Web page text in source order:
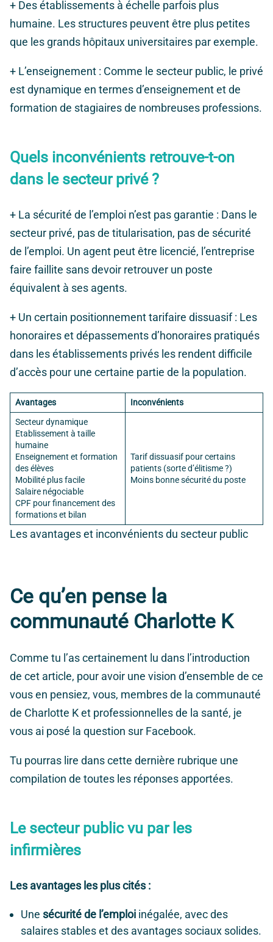
+ Des établissements à échelle parfois plus
humaine. Les structures peuvent être plus petites
que les grands hôpitaux universitaires par exemple.
+ L’enseignement : Comme le secteur public, le privé
est dynamique en termes d’enseignement et de
formation de stagiaires de nombreuses professions.
Quels inconvénients retrouve-t-on
dans le secteur privé ?
+ La sécurité de l’emploi n’est pas garantie : Dans le
secteur privé, pas de titularisation, pas de sécurité
de l’emploi. Un agent peut être licencié, l’entreprise
faire faillite sans devoir retrouver un poste
équivalent à ses agents.
+ Un certain positionnement tarifaire dissuasif : Les
honoraires et dépassements d’honoraires pratiqués
dans les établissements privés les rendent difficile
d’accès pour une certaine partie de la population.
Avantages
Inconvénients
Secteur dynamique
Etablissement à taille
humaine
Enseignement et formation
des élèves
Mobilité plus facile
Salaire négociable
CPF pour financement des
formations et bilan
Tarif dissuasif pour certains
patients (sorte d’élitisme ?)
Moins bonne sécurité du poste
Les avantages et inconvénients du secteur public
Ce qu’en pense la
communauté Charlotte K
Comme tu l’as certainement lu dans l’introduction
de cet article, pour avoir une vision d’ensemble de ce
vous en pensiez, vous, membres de la communauté
de Charlotte K et professionnelles de la santé, je
vous ai posé la question sur Facebook.
Tu pourras lire dans cette dernière rubrique une
compilation de toutes les réponses apportées.
Le secteur public vu par les
infirmières
Les avantages les plus cités :
Une sécurité de l’emploi inégalée, avec des
salaires stables et des avantages sociaux solides.